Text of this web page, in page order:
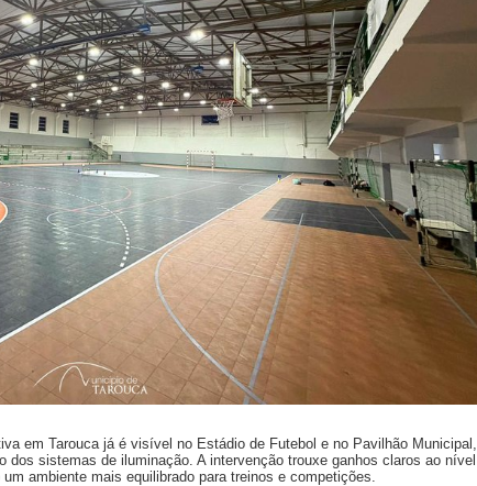
em Tarouca já é visível no Estádio de Futebol e no Pavilhão Municipal,
dos sistemas de iluminação. A intervenção trouxe ganhos claros ao nível
ambiente mais equilibrado para treinos e competições.